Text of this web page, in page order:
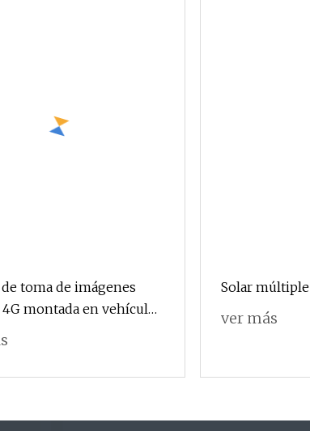
de toma de imágenes
montada en vehículo
de largo alcance
Solar múltiple
ver más